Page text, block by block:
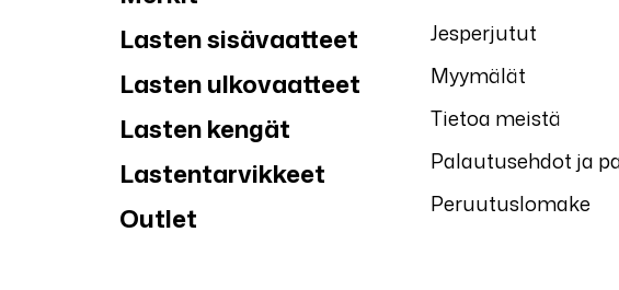
Lasten sisävaatteet
Lasten ulkovaatteet
Lasten kengät
Lastentarvikkeet
Outlet
Jesperjutut
Myymälät
Tietoa meistä
Palautusehdot ja
Peruutuslomake